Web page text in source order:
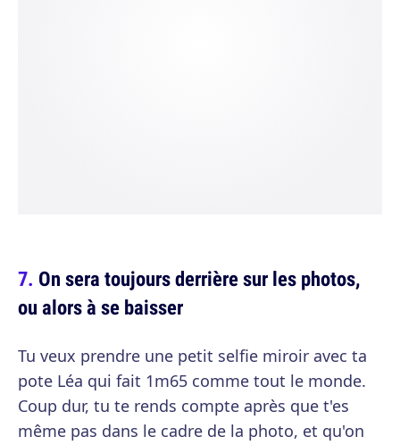
On sera toujours derrière sur les photos,
ou alors à se baisser
Tu veux prendre une petit selfie miroir avec ta
pote Léa qui fait 1m65 comme tout le monde.
Coup dur, tu te rends compte après que t'es
même pas dans le cadre de la photo, et qu'on